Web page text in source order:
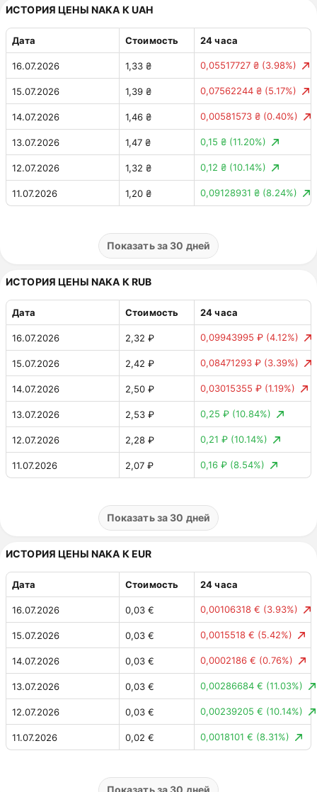
ИСТОРИЯ ЦЕНЫ NAKA К UAH
Дата Стоимость 24 часа
16.07.2026 1,33 ₴ 0,05517727 ₴ (3.98%)
15.07.2026 1,39 ₴ 0,07562244 ₴ (5.17%)
14.07.2026 1,46 ₴ 0,00581573 ₴ (0.40%)
13.07.2026 1,47 ₴ 0,15 ₴ (11.20%)
12.07.2026 1,32 ₴ 0,12 ₴ (10.14%)
11.07.2026 1,20 ₴ 0,09128931 ₴ (8.24%)
1,15 ₴ 0,0236038 ₴
Показать за 30 дней
ИСТОРИЯ ЦЕНЫ NAKA К RUB
Дата Стоимость 24 часа
16.07.2026 2,32 ₽ 0,09943995 ₽ (4.12%)
15.07.2026 2,42 ₽ 0,08471293 ₽ (3.39%)
14.07.2026 2,50 ₽ 0,03015355 ₽ (1.19%)
13.07.2026 2,53 ₽ 0,25 ₽ (10.84%)
12.07.2026 2,28 ₽ 0,21 ₽ (10.14%)
11.07.2026 2,07 ₽ 0,16 ₽ (8.54%)
1,98 ₽ 0,04079168 ₽
Показать за 30 дней
ИСТОРИЯ ЦЕНЫ NAKA К EUR
Дата Стоимость 24 часа
16.07.2026 0,03 € 0,00106318 € (3.93%)
15.07.2026 0,03 € 0,0015518 € (5.42%)
14.07.2026 0,03 € 0,0002186 € (0.76%)
13.07.2026 0,03 € 0,00286684 € (11.03%)
12.07.2026 0,03 € 0,00239205 € (10.14%)
11.07.2026 0,02 € 0,0018101 € (8.31%)
0,02 € 0,00049462 €
Показать за 30 дней